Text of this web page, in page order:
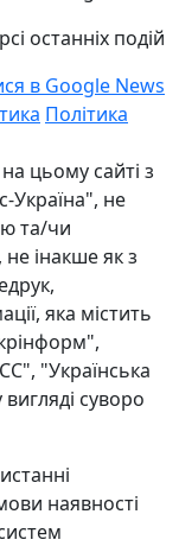
останніх подій
в Google News
Політика
цьому сайті з
Україна", не
та/чи
інакше як з
яка містить
"Українська
суворо
наявності